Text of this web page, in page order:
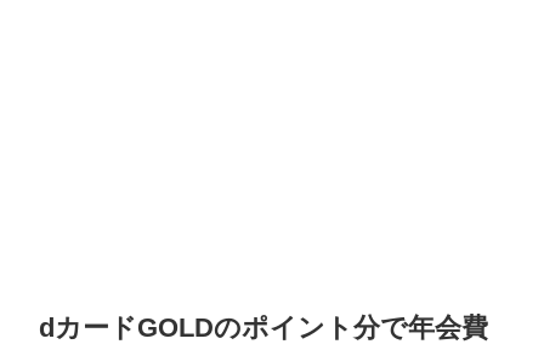
dカードGOLDのポイント分で年会費